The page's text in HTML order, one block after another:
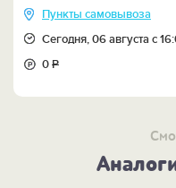
Пункты самовывоза
Сегодня, 06 августа с
0Р